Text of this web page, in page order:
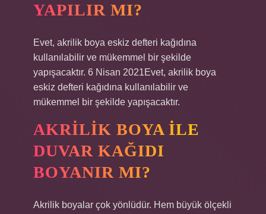
YAPILIR MI?
Evet, akrilik boya eskiz defteri kağıdına
kullanılabilir ve mükemmel bir şekilde
yapışacaktır. 6 Nisan 2021Evet, akrilik boya
eskiz defteri kağıdına kullanılabilir ve
mükemmel bir şekilde yapışacaktır.
AKRILIK BOYA ILE
DUVAR KAĞIDI
BOYANIR MI?
Akrilik boyalar çok yönlüdür. Hem büyük ölçekli